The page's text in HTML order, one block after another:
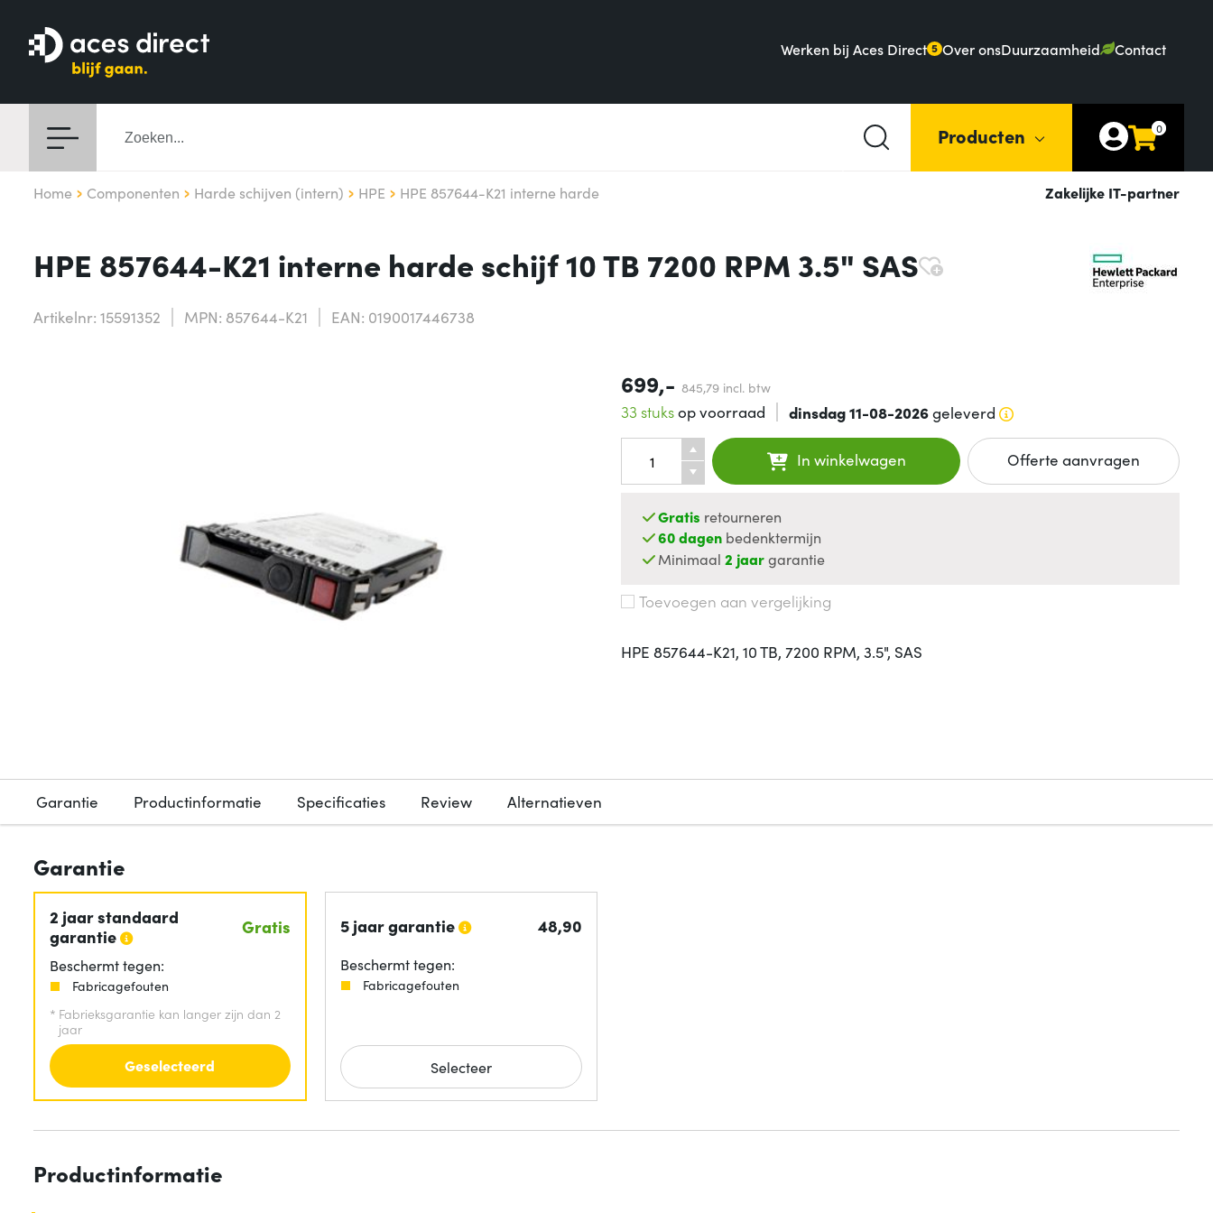
Werken bij Aces Direct 5 Over onsDuurzaamheid Contact
Producten 0
Home Componenten Harde schijven (intern) HPE HPE 857644-K21 interne harde Zakelijke IT-partner
HPE 857644-K21 interne harde schijf 10 TB 7200 RPM 3.5" SAS
Artikelnr: 15591352 MPN: 857644-K21 EAN: 0190017446738
699,- 845,79 incl. btw
33 stuksop voorraad dinsdag 11-08-2026geleverd
In winkelwagen Offerte aanvragen
Gratis retourneren
60 dagen bedenktermijn
Minimaal2 jaargarantie
Toevoegen aan vergelijking
HPE 857644-K21, 10 TB, 7200 RPM, 3.5", SAS
Garantie Productinformatie Specificaties Review Alternatieven
Garantie
2 jaar standaard
garantie
Gratis
Beschermt tegen:
Fabricagefouten
* Fabrieksgarantie kan langer zijn dan 2
jaar
Geselecteerd
5 jaar garantie 48,90
Beschermt tegen:
Fabricagefouten
Selecteer
Productinformatie